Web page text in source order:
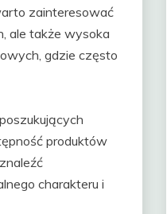
zainteresować
ale także wysoka
gdzie często
produktów
charakteru i